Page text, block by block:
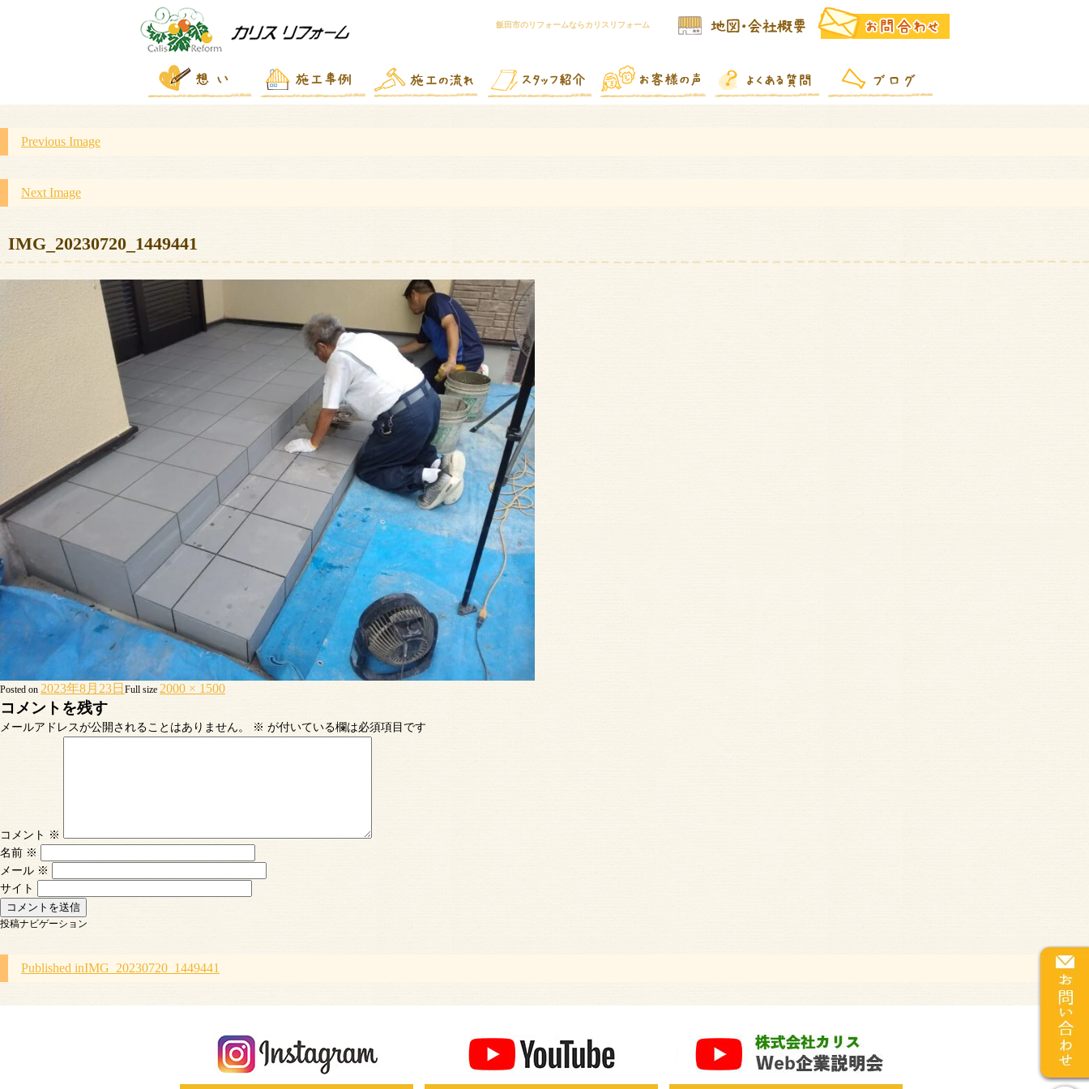
飯田市のリフォームならカリスリフォーム
Previous Image
Next Image
IMG_20230720_1449441
Posted on 2023年8月23日 Full size 2000 × 1500
コメントを残す
メールアドレスが公開されることはありません。 ※ が付いている欄は必須項目です
コメント ※
名前 ※
メール ※
サイト
投稿ナビゲーション
Published inIMG_20230720_1449441